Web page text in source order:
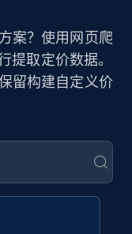
案？使用网页爬
提取定价数据。
留构建自定义价